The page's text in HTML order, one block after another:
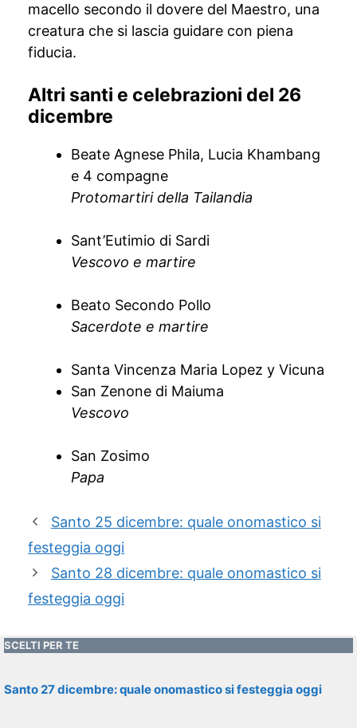
macello secondo il dovere del Maestro, una
creatura che si lascia guidare con piena
fiducia.
Altri santi e celebrazioni del 26
dicembre
Beate Agnese Phila, Lucia Khambang
e 4 compagne
Protomartiri della Tailandia
Sant’Eutimio di Sardi
Vescovo e martire
Beato Secondo Pollo
Sacerdote e martire
Santa Vincenza Maria Lopez y Vicuna
San Zenone di Maiuma
Vescovo
San Zosimo
Papa
Santo 25 dicembre: quale onomastico si
festeggia oggi
Santo 28 dicembre: quale onomastico si
festeggia oggi
SCELTI PER TE
Santo 27 dicembre: quale onomastico si festeggia oggi